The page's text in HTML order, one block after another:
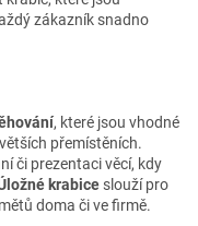
zákazník snadno
, které jsou vhodné
přemístěních.
či prezentaci věcí, kdy
krabice slouží pro
doma či ve firmě.